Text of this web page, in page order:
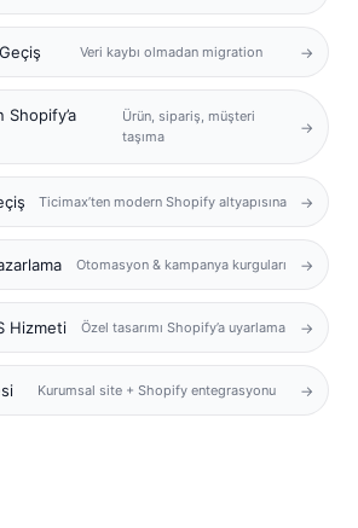
Veri kaybı olmadan migration
Shopify’a
Ürün, sipariş, müşteri
taşıma
Ticimax’ten modern Shopify altyapısına
Otomasyon & kampanya kurguları
Hizmeti Özel tasarımı Shopify’a uyarlama
Kurumsal site + Shopify entegrasyonu